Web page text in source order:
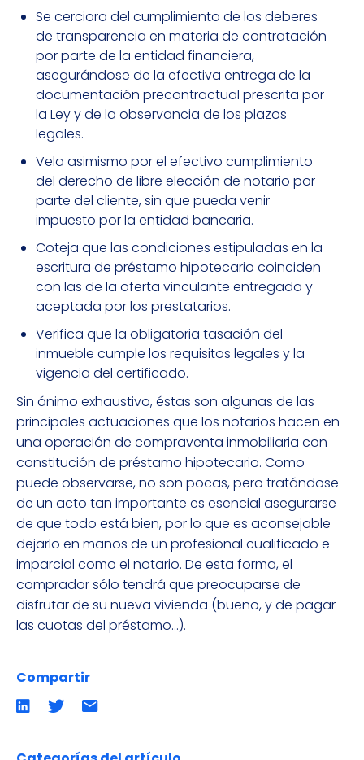
Se cerciora del cumplimiento de los deberes
de transparencia en materia de contratación
por parte de la entidad financiera,
asegurándose de la efectiva entrega de la
documentación precontractual prescrita por
la Ley y de la observancia de los plazos
legales.
Vela asimismo por el efectivo cumplimiento
del derecho de libre elección de notario por
parte del cliente, sin que pueda venir
impuesto por la entidad bancaria.
Coteja que las condiciones estipuladas en la
escritura de préstamo hipotecario coinciden
con las de la oferta vinculante entregada y
aceptada por los prestatarios.
Verifica que la obligatoria tasación del
inmueble cumple los requisitos legales y la
vigencia del certificado.
Sin ánimo exhaustivo, éstas son algunas de las
principales actuaciones que los notarios hacen en
una operación de compraventa inmobiliaria con
constitución de préstamo hipotecario. Como
puede observarse, no son pocas, pero tratándose
de un acto tan importante es esencial asegurarse
de que todo está bien, por lo que es aconsejable
dejarlo en manos de un profesional cualificado e
imparcial como el notario. De esta forma, el
comprador sólo tendrá que preocuparse de
disfrutar de su nueva vivienda (bueno, y de pagar
las cuotas del préstamo…).
Compartir
Compartir
en
Compartir
en
Compartir
por
email